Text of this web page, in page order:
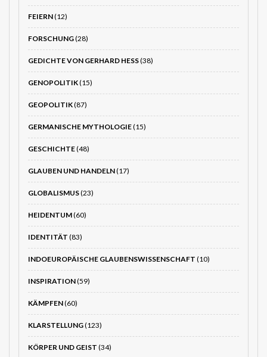
FEIERN(12)
FORSCHUNG(28)
GEDICHTE VON GERHARD HESS(38)
GENOPOLITIK(15)
GEOPOLITIK(87)
GERMANISCHE MYTHOLOGIE(15)
GESCHICHTE(48)
GLAUBEN UND HANDELN(17)
GLOBALISMUS(23)
HEIDENTUM(60)
IDENTITÄT (83)
INDOEUROPÄISCHE GLAUBENSWISSENSCHAFT (10)
INSPIRATION(59)
KÄMPFEN(60)
KLARSTELLUNG(123)
KÖRPER UND GEIST (34)